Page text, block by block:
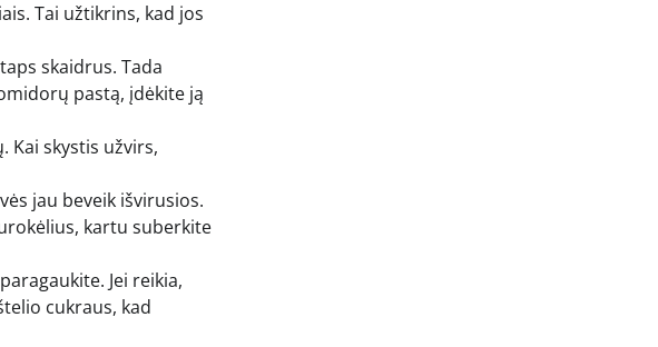
Tai užtikrins, kad jos
skaidrus. Tada
pastą, įdėkite ją
Kai skystis užvirs,
jau beveik išvirusios.
kartu suberkite
Jei reikia,
cukraus, kad